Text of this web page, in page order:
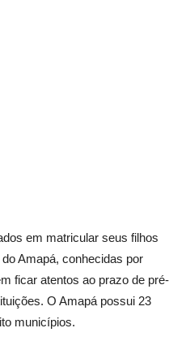
em matricular seus filhos
Amapá, conhecidas por
ficar atentos ao prazo de pré-
O Amapá possui 23
municípios.